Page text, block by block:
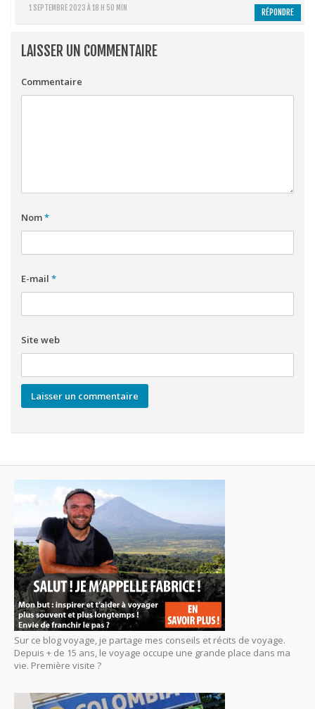
1 SEPTEMBRE 2023 À 18 H 50 MIN RÉPONDRE
LAISSER UN COMMENTAIRE
Commentaire
Nom*
E-mail *
Site web
Sur ce blog voyage, je partage mes conseils et récits de voyage.
Depuis + de 15 ans, le voyage occupe une grande place dans ma
vie. Première visite ?